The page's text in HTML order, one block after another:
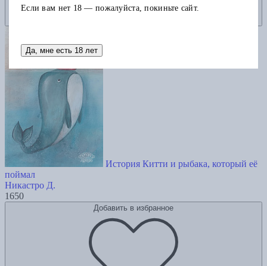
История Китти и рыбака, который её
поймал
Никастро Д.
1650
Добавить в избранное
Если вам нет 18 — пожалуйста, покиньте сайт.
Да, мне есть 18 лет